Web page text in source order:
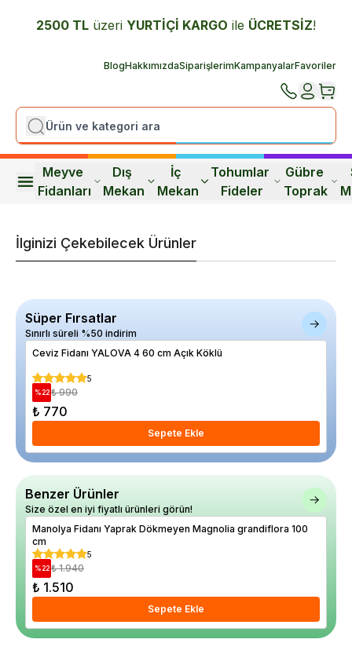
2500 TL üzeri YURTİÇİ KARGO ile ÜCRETSİZ!
BlogHakkımızdaSiparişlerimKampanyalarFavoriler
Meyve
Fidanları
Dış
Mekan
İç
Mekan
Tohumlar
Fideler
Gübre
Toprak
İlginizi Çekebilecek Ürünler
Süper Fırsatlar
Sınırlı süreli %50 indirim
Ceviz Fidanı YALOVA 4 60 cm Açık Köklü
5
%22 ₺ 990
₺ 770
Sepete Ekle
Benzer Ürünler
Size özel en iyi fiyatlı ürünleri görün!
Manolya Fidanı Yaprak Dökmeyen Magnolia grandiflora 100
cm
5
%22 ₺ 1.940
₺ 1.510
Sepete Ekle